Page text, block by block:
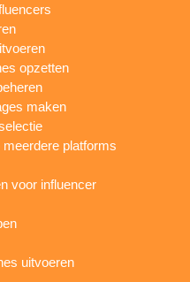
opzetten
maken
platforms
voor influencer
uitvoeren